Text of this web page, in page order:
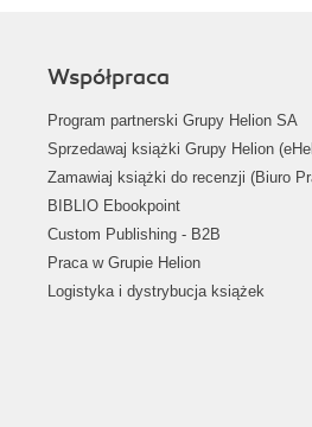
Współpraca
Program partnerski Grupy Helion SA
Sprzedawaj książki Grupy Helion
Zamawiaj książki do recenzji (Biuro
BIBLIO Ebookpoint
Custom Publishing - B2B
Praca w Grupie Helion
Logistyka i dystrybucja książek